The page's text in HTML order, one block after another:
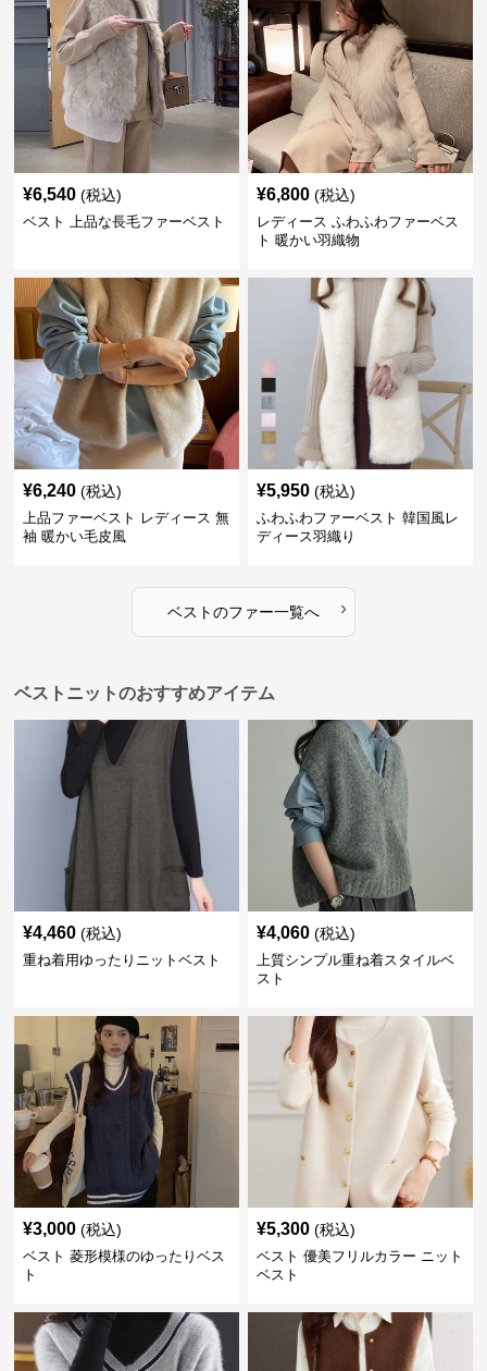
¥6,540 (税込)
ベスト 上品な長毛ファーベスト
¥6,800 (税込)
レディース ふわふわファーベス
ト 暖かい羽織物
¥6,240 (税込)
上品ファーベスト レディース 無
袖 暖かい毛皮風
¥5,950 (税込)
ふわふわファーベスト 韓国風レ
ディース羽織り
ベストのファー一覧へ ›
ベストニットのおすすめアイテム
¥4,460 (税込)
重ね着用ゆったりニットベスト
¥4,060 (税込)
上質シンプル重ね着スタイルベ
スト
¥3,000 (税込)
ベスト 菱形模様のゆったりベス
ト
¥5,300 (税込)
ベスト 優美フリルカラー ニット
ベスト